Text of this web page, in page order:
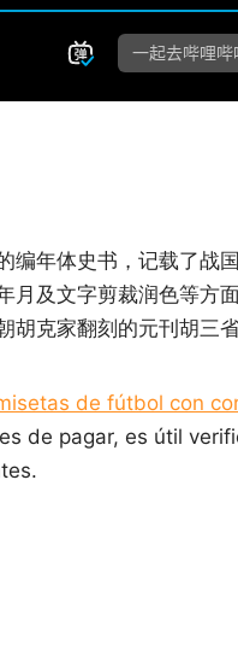
编年体史书，记载了
月及文字剪裁润色等方
胡克家翻刻的元刊胡三
de fútbol con
de pagar, es útil